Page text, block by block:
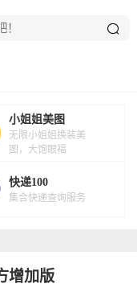
小姐姐美图
无限小姐姐换装美
图，大饱眼福
快递100
集合快递查询服务
增加版